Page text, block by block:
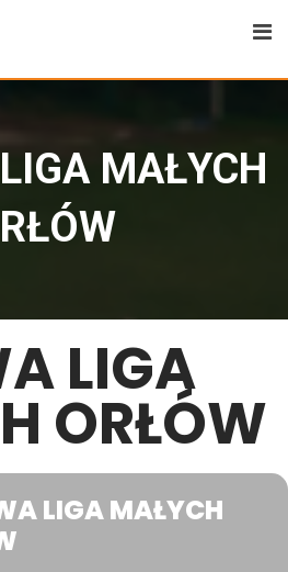
MAŁYCH
LIGA
ORŁÓW
LIGA MAŁYCH